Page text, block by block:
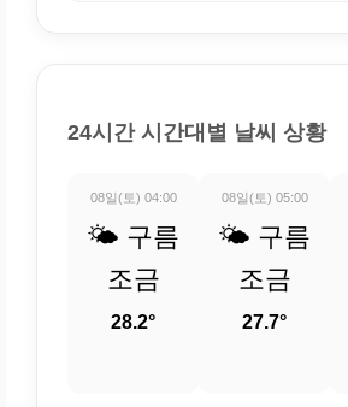
24시간 시간대별 날씨 상황
08일(토) 04:00
🌤️ 구름
조금
28.2°
08일(토) 05:00
🌤️ 구름
조금
27.7°